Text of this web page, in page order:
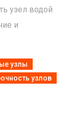
узел водой
и
узлы
узлов